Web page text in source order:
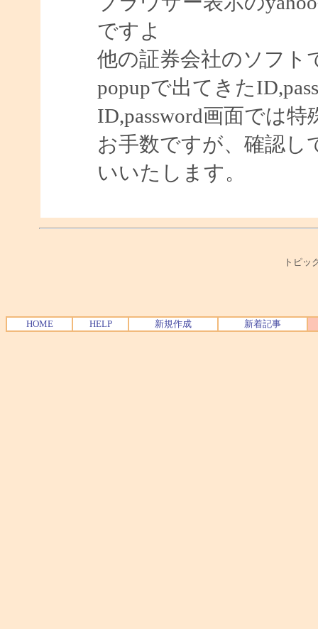
ですよ
他の証券会社のソフト
popupで出てきた
ID,password画面では
お手数ですが、確認し
いいたします。
トピッ
HOME HELP 新規作成 新着記事